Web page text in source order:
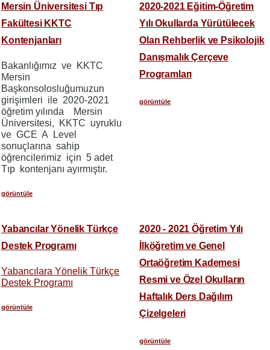
Mersin Üniversitesi Tıp
Fakültesi KKTC
Kontenjanları
Bakanlığımız ve KKTC
Mersin
Başkonsolosluğumuzun
girişimleri ile 2020-2021
öğretim yılında Mersin
Üniversitesi, KKTC uyruklu
ve GCE A Level
sonuçlarına sahip
öğrencilerimiz için 5 adet
Tıp kontenjanı ayırmıştır.
görüntüle
2020-2021 Eğitim-Öğretim
Yılı Okullarda Yürütülecek
Olan Rehberlik ve Psikolojik
Danışmalık Çerçeve
Programları
görüntüle
Yabancılar Yönelik Türkçe
Destek Programı
Yabancılara Yönelik Türkçe
Destek Programı
görüntüle
2020 - 2021 Öğretim Yılı
İlköğretim ve Genel
Ortaöğretim Kademesi
Resmi ve Özel Okulların
Haftalık Ders Dağılım
Çizelgeleri
görüntüle